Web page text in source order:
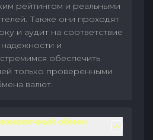
рейтингом и реальными
Также они проходят
и аудит на соответствие
и
обеспечить
только проверенными
валют.
обмен